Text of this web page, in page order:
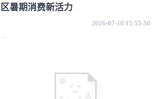
区暑期消费新活力
2026-07-10 15:55:50
...